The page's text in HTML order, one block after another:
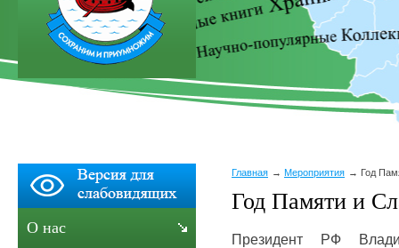
Главная Мероприятия Год
Год Памяти и
Президент РФ
О нас